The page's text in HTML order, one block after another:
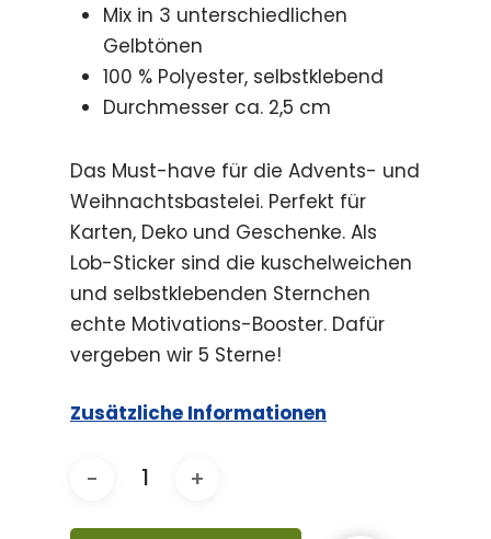
Mix in 3 unterschiedlichen
Gelbtönen
100 % Polyester, selbstklebend
Durchmesser ca. 2,5 cm
Das Must-have für die Advents- und
Weihnachtsbastelei. Perfekt für
Karten, Deko und Geschenke. Als
Lob-Sticker sind die kuschelweichen
und selbstklebenden Sternchen
echte Motivations-Booster. Dafür
vergeben wir 5 Sterne!
Zusätzliche Informationen